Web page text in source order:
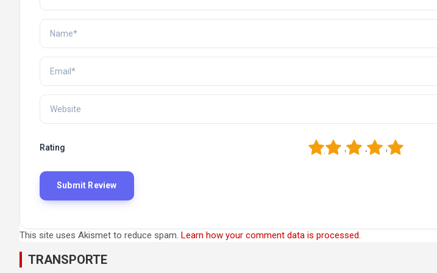
Rating 5
4
3
2
This site uses Akismet to reduce spam. Learn how your comment data is processed.
TRANSPORTE